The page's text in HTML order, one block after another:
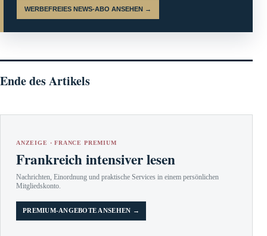
WERBEFREIES NEWS-ABO ANSEHEN →
Ende des Artikels
ANZEIGE · FRANCE PREMIUM
Frankreich intensiver lesen
Nachrichten, Einordnung und praktische Services in einem persönlichen
Mitgliedskonto.
PREMIUM-ANGEBOTE ANSEHEN →